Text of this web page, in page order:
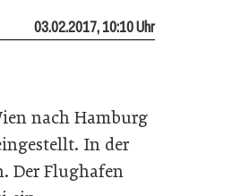
03.02.2017, 10:10 Uhr
nach Hamburg
In der
Der Flughafen